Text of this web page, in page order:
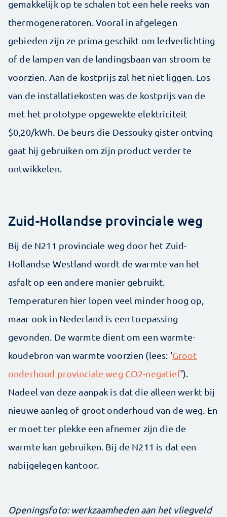
gemakkelijk op te schalen tot een hele reeks van
thermogeneratoren. Vooral in afgelegen
gebieden zijn ze prima geschikt om ledverlichting
of de lampen van de landingsbaan van stroom te
voorzien. Aan de kostprijs zal het niet liggen. Los
van de installatiekosten was de kostprijs van de
met het prototype opgewekte elektriciteit
$0,20/kWh. De beurs die Dessouky gister ontving
gaat hij gebruiken om zijn product verder te
ontwikkelen.
Zuid-Hollandse provinciale weg
Bij de N211 provinciale weg door het Zuid-
Hollandse Westland wordt de warmte van het
asfalt op een andere manier gebruikt.
Temperaturen hier lopen veel minder hoog op,
maar ook in Nederland is een toepassing
gevonden. De warmte dient om een warmte-
koudebron van warmte voorzien (lees: 'Groot
onderhoud provinciale weg CO2-negatief').
Nadeel van deze aanpak is dat die alleen werkt bij
nieuwe aanleg of groot onderhoud van de weg. En
er moet ter plekke een afnemer zijn die de
warmte kan gebruiken. Bij de N211 is dat een
nabijgelegen kantoor.
Openingsfoto: werkzaamheden aan het vliegveld